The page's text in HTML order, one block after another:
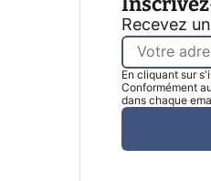
Recevez
En cliquant sur
Conformément
dans chaque